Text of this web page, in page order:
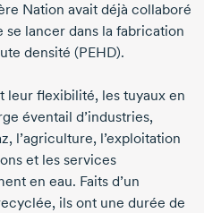
Nation avait déjà collaboré
se lancer dans la fabrication
densité (PEHD).
leur flexibilité, les tuyaux en
éventail d’industries,
l’agriculture, l’exploitation
et les services
en eau. Faits d’un
ils ont une durée de